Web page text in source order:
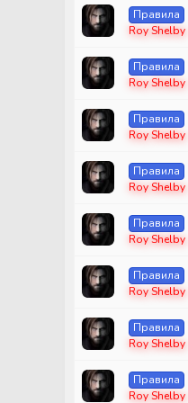
Правила
Roy Shelby
Правила
Roy Shelby
Правила
Roy Shelby
Правила
Roy Shelby
Правила
Roy Shelby
Правила
Roy Shelby
Правила
Roy Shelby
Правила
Roy Shelby